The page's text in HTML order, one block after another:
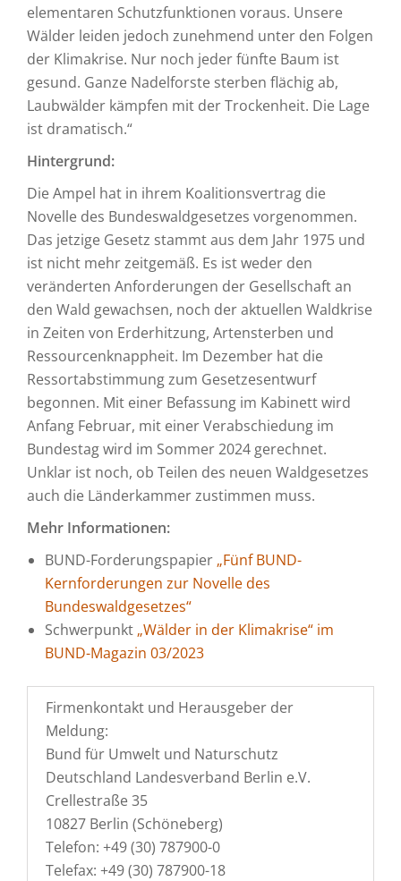
elementaren Schutzfunktionen voraus. Unsere
Wälder leiden jedoch zunehmend unter den Folgen
der Klimakrise. Nur noch jeder fünfte Baum ist
gesund. Ganze Nadelforste sterben flächig ab,
Laubwälder kämpfen mit der Trockenheit. Die Lage
ist dramatisch.“
Hintergrund:
Die Ampel hat in ihrem Koalitionsvertrag die
Novelle des Bundeswaldgesetzes vorgenommen.
Das jetzige Gesetz stammt aus dem Jahr 1975 und
ist nicht mehr zeitgemäß. Es ist weder den
veränderten Anforderungen der Gesellschaft an
den Wald gewachsen, noch der aktuellen Waldkrise
in Zeiten von Erderhitzung, Artensterben und
Ressourcenknappheit. Im Dezember hat die
Ressortabstimmung zum Gesetzesentwurf
begonnen. Mit einer Befassung im Kabinett wird
Anfang Februar, mit einer Verabschiedung im
Bundestag wird im Sommer 2024 gerechnet.
Unklar ist noch, ob Teilen des neuen Waldgesetzes
auch die Länderkammer zustimmen muss.
Mehr Informationen:
BUND-Forderungspapier „Fünf BUND-
Kernforderungen zur Novelle des
Bundeswaldgesetzes“
Schwerpunkt „Wälder in der Klimakrise“ im
BUND-Magazin 03/2023
Firmenkontakt und Herausgeber der
Meldung:
Bund für Umwelt und Naturschutz
Deutschland Landesverband Berlin e.V.
Crellestraße 35
10827 Berlin (Schöneberg)
Telefon: +49 (30) 787900-0
Telefax: +49 (30) 787900-18